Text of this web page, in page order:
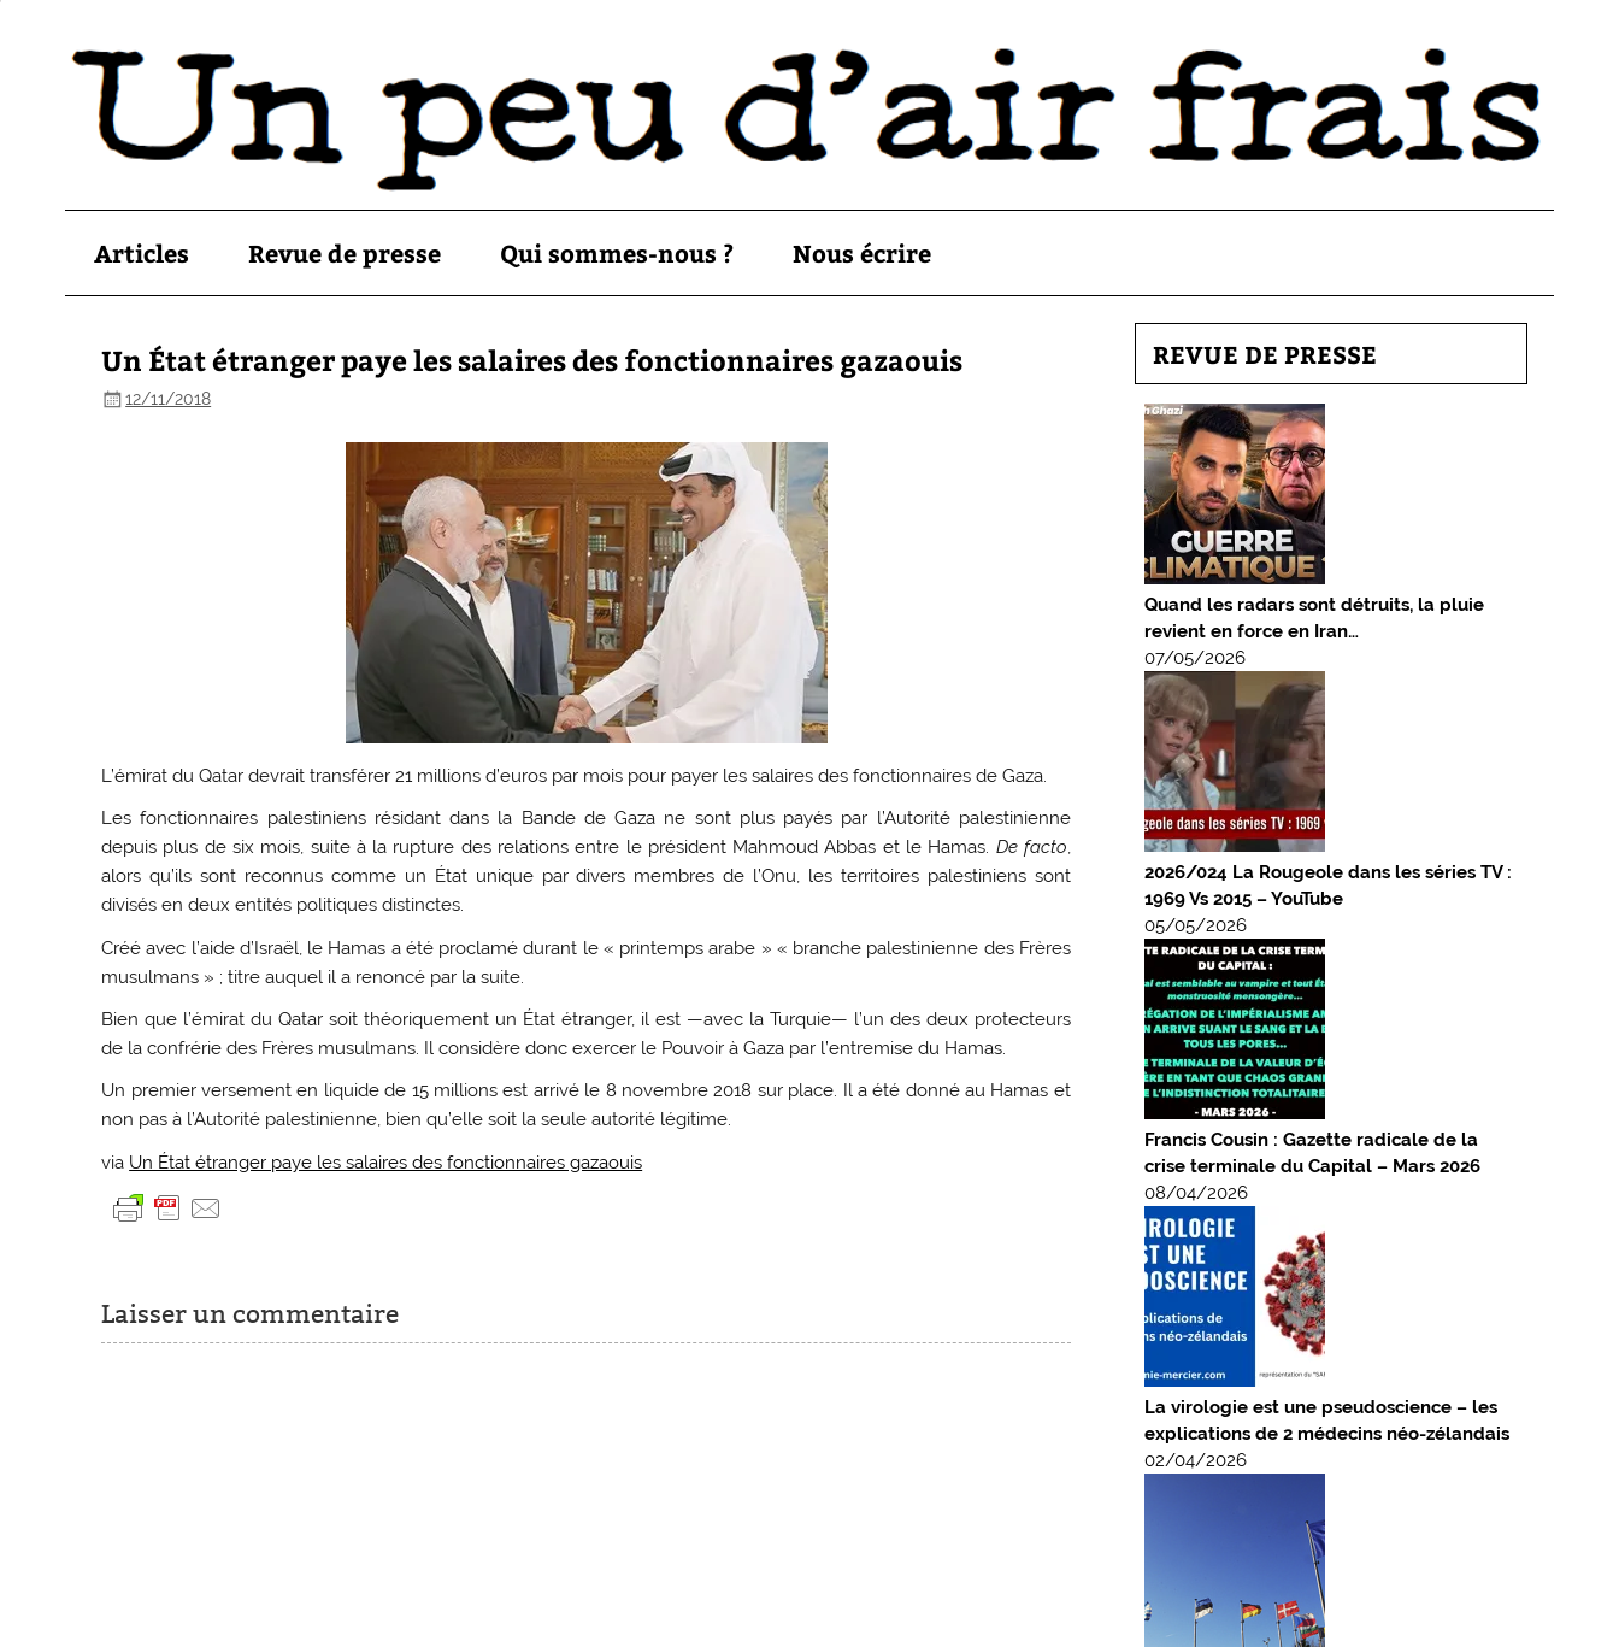
Articles Revue de presse Qui sommes-nous ? Nous écrire
Un État étranger paye les salaires des fonctionnaires gazaouis
12/11/2018
L’émirat du Qatar devrait transférer 21 millions d’euros par mois pour payer les salaires des fonctionnaires de Gaza.
Les fonctionnaires palestiniens résidant dans la Bande de Gaza ne sont plus payés par l’Autorité palestinienne
depuis plus de six mois, suite à la rupture des relations entre le président Mahmoud Abbas et le Hamas. De facto,
alors qu’ils sont reconnus comme un État unique par divers membres de l’Onu, les territoires palestiniens sont
divisés en deux entités politiques distinctes.
Créé avec l’aide d’Israël, le Hamas a été proclamé durant le « printemps arabe » « branche palestinienne des Frères
musulmans » ; titre auquel il a renoncé par la suite.
Bien que l’émirat du Qatar soit théoriquement un État étranger, il est —avec la Turquie— l’un des deux protecteurs
de la confrérie des Frères musulmans. Il considère donc exercer le Pouvoir à Gaza par l’entremise du Hamas.
Un premier versement en liquide de 15 millions est arrivé le 8 novembre 2018 sur place. Il a été donné au Hamas et
non pas à l’Autorité palestinienne, bien qu’elle soit la seule autorité légitime.
via Un État étranger paye les salaires des fonctionnaires gazaouis
Laisser un commentaire
REVUE DE PRESSE
Quand les radars sont détruits, la pluie
revient en force en Iran…
07/05/2026
2026/024 La Rougeole dans les séries TV :
1969 Vs 2015 – YouTube
05/05/2026
Francis Cousin : Gazette radicale de la
crise terminale du Capital – Mars 2026
08/04/2026
La virologie est une pseudoscience – les
explications de 2 médecins néo-zélandais
02/04/2026